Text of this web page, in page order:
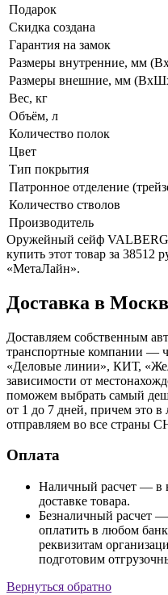
Подарок
Скидка создана
Гарантия на замок
Размеры внутренние, мм
Размеры внешние, мм
Вес, кг
Объём, л
Количество полок
Цвет
Тип покрытия
Патронное отделение
Количество стволов
Производитель
Оружейный сейф
купить этот товар за 38512
«МетаЛайн».
Доставка в
Доставляем собственным
транспортные компании —
«Деловые линии», КИТ,
зависимости от
поможем выбрать самый
от 1 до 7 дней, причем это
отправляем во все страны
Оплата
Наличный расчет — в
доставке товара.
Безналичный расчет
оплатить в любом
реквизитам
подготовим
Вернуться обратно